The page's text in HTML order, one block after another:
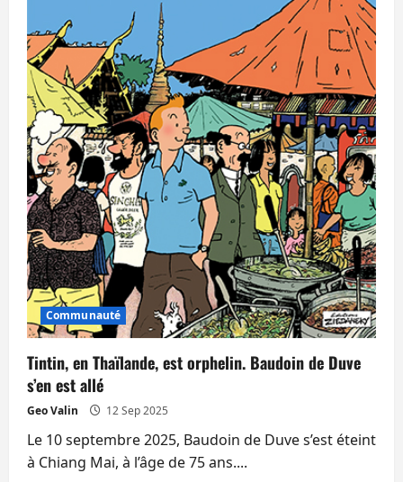
Communauté
Tintin, en Thaïlande, est orphelin. Baudoin de Duve
s’en est allé
Geo Valin 12 Sep 2025
Le 10 septembre 2025, Baudoin de Duve s’est éteint
à Chiang Mai, à l’âge de 75 ans....